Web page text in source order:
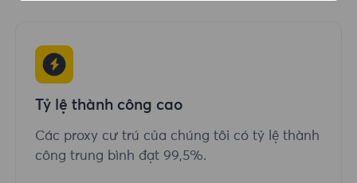
Tỷ lệ thành công cao
Các proxy cư trú của chúng tôi có tỷ lệ thành
công trung bình đạt 99,5%.